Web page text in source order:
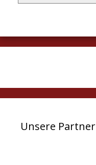
Unsere Partner